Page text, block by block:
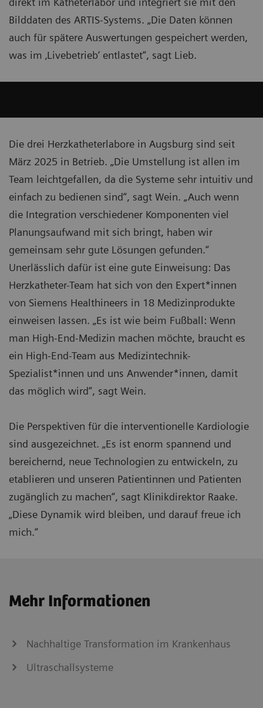
Bilddaten des ARTIS-Systems. „Die Daten können
auch für spätere Auswertungen gespeichert werden,
was im ‚Livebetrieb‘ entlastet“, sagt Lieb.
Die drei Herzkatheterlabore in Augsburg sind seit
März 2025 in Betrieb. „Die Umstellung ist allen im
Team leichtgefallen, da die Systeme sehr intuitiv und
einfach zu bedienen sind“, sagt Wein. „Auch wenn
die Integration verschiedener Komponenten viel
Planungsaufwand mit sich bringt, haben wir
gemeinsam sehr gute Lösungen gefunden.“
Unerlässlich dafür ist eine gute Einweisung: Das
Herzkatheter-Team hat sich von den Expert*innen
von Siemens Healthineers in 18 Medizinprodukte
einweisen lassen. „Es ist wie beim Fußball: Wenn
man High-End-Medizin machen möchte, braucht es
ein High-End-Team aus Medizintechnik-
Spezialist*innen und uns Anwender*innen, damit
das möglich wird“, sagt Wein.
Die Perspektiven für die interventionelle Kardiologie
sind ausgezeichnet. „Es ist enorm spannend und
bereichernd, neue Technologien zu entwickeln, zu
etablieren und unseren Patientinnen und Patienten
zugänglich zu machen“, sagt Klinikdirektor Raake.
„Diese Dynamik wird bleiben, und darauf freue ich
mich.“
Mehr Informationen
Nachhaltige Transformation im Krankenhaus
Ultraschallsysteme